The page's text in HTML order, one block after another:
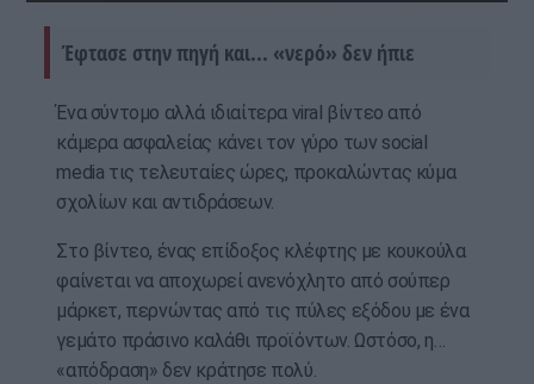
Έφτασε στην πηγή και... «νερό» δεν ήπιε
Ένα σύντομο αλλά ιδιαίτερα viral βίντεο από
κάμερα ασφαλείας κάνει τον γύρο των social
media τις τελευταίες ώρες, προκαλώντας κύμα
σχολίων και αντιδράσεων.
Στο βίντεο, ένας επίδοξος κλέφτης με κουκούλα
φαίνεται να αποχωρεί ανενόχλητο από σούπερ
μάρκετ, περνώντας από τις πύλες εξόδου με ένα
γεμάτο πράσινο καλάθι προϊόντων. Ωστόσο, η…
«απόδραση» δεν κράτησε πολύ.